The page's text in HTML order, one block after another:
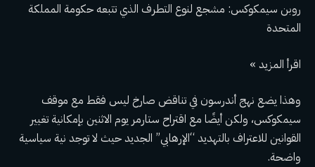
روبن سيمكوكس: مشجع لنوع التطرف الذي تتبعه حكومة المملكة
المتحدة
اقرأ المزيد »
وهذا يضع نهج أندرسون في تناقض صارخ ليس فقط مع موقف
سيمكوكس، ولكن أيضًا مع اقتراح ستارمر يوم الاثنين بإمكانية تغيير
القوانين للاعتراف بالتهديد “الإرهابي” الجديد حيث لا توجد نية سياسية
واضحة.